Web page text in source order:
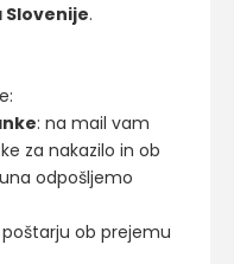
Slovenije.
: na mail vam
za nakazilo in ob
odpošljemo
ob prejemu